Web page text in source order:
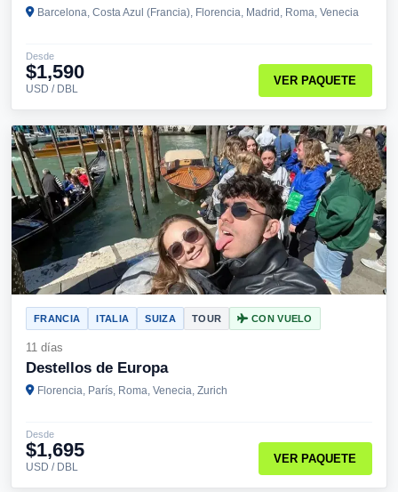
Barcelona, Costa Azul (Francia), Florencia, Madrid, Roma, Venecia
Desde
$1,590
USD / DBL
VER PAQUETE
FRANCIA ITALIA SUIZA TOUR CON VUELO
11 días
Destellos de Europa
Florencia, París, Roma, Venecia, Zurich
Desde
$1,695
USD / DBL
VER PAQUETE